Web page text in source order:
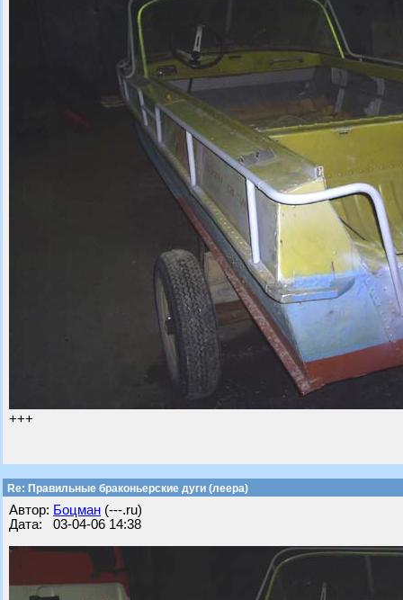
+++
Re: Правильные браконьерские дуги (леера)
Автор: Бoцман (---.ru)
Дата: 03-04-06 14:38